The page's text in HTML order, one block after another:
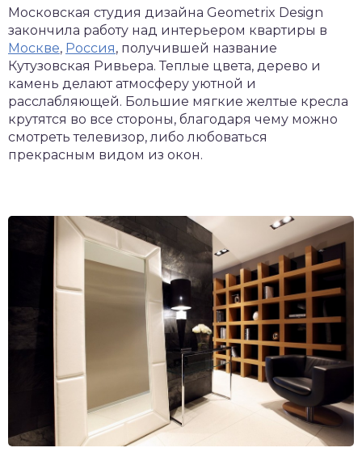
Московская студия дизайна Geometrix Design
закончила работу над интерьером квартиры в
Москве, Россия, получившей название
Кутузовская Ривьера. Теплые цвета, дерево и
камень делают атмосферу уютной и
расслабляющей. Большие мягкие желтые кресла
крутятся во все стороны, благодаря чему можно
смотреть телевизор, либо любоваться
прекрасным видом из окон.